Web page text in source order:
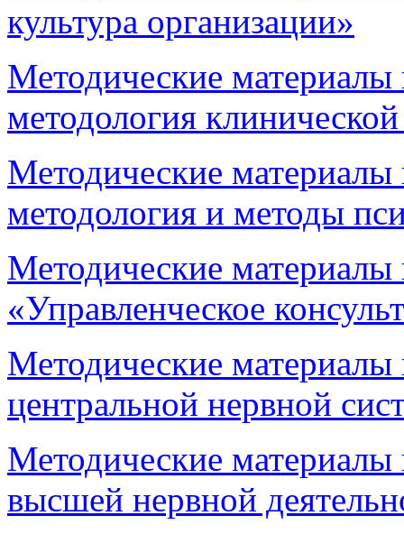
культура организации»
Методические
методология
Методические
методология и методы
Методические
«Управленческое
Методические
центральной нервной
Методические
высшей нервной